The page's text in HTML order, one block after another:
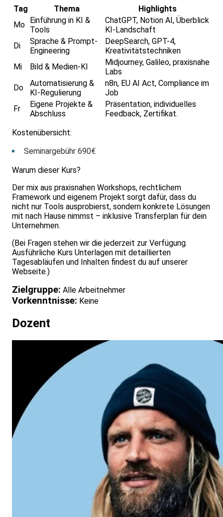
Tag
Thema
Highlights
Mo
Einführung in KI &
Tools
ChatGPT, Notion AI, Überblick
KI-Landschaft
Di
Sprache & Prompt-
Engineering
DeepSearch, GPT-4,
Kreativitätstechniken
Mi
Bild & Medien-KI
Midjourney, Galileo, praxisnahe
Labs
Do
Automatisierung &
KI-Regulierung
n8n, EU AI Act, Compliance im
Job
Fr
Eigene Projekte &
Abschluss
Präsentation, individuelles
Feedback, Zertifikat.
Kostenübersicht:
Seminargebühr 690€
Warum dieser Kurs?
Der mix aus praxisnahen Workshops, rechtlichem
Framework und eigenem Projekt sorgt dafür, dass du
nicht nur Tools ausprobierst, sondern konkrete Lösungen
mit nach Hause nimmst – inklusive Transferplan für dein
Unternehmen.
(Bei Fragen stehen wir die jederzeit zur Verfügung.
Ausführliche Kurs Unterlagen mit detaillierten
Tagesabläufen und Inhalten findest du auf unserer
Webseite.)
Zielgruppe: Alle Arbeitnehmer
Vorkenntnisse: Keine
Dozent